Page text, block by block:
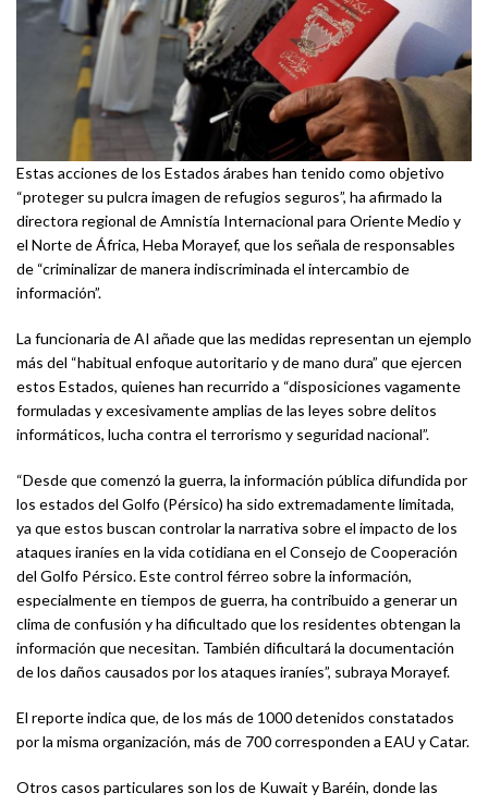
Estas acciones de los Estados árabes han tenido como objetivo
“proteger su pulcra imagen de refugios seguros”, ha afirmado la
directora regional de Amnistía Internacional para Oriente Medio y
el Norte de África, Heba Morayef, que los señala de responsables
de “criminalizar de manera indiscriminada el intercambio de
información”.
La funcionaria de AI añade que las medidas representan un ejemplo
más del “habitual enfoque autoritario y de mano dura” que ejercen
estos Estados, quienes han recurrido a “disposiciones vagamente
formuladas y excesivamente amplias de las leyes sobre delitos
informáticos, lucha contra el terrorismo y seguridad nacional”.
“Desde que comenzó la guerra, la información pública difundida por
los estados del Golfo (Pérsico) ha sido extremadamente limitada,
ya que estos buscan controlar la narrativa sobre el impacto de los
ataques iraníes en la vida cotidiana en el Consejo de Cooperación
del Golfo Pérsico. Este control férreo sobre la información,
especialmente en tiempos de guerra, ha contribuido a generar un
clima de confusión y ha dificultado que los residentes obtengan la
información que necesitan. También dificultará la documentación
de los daños causados ​​por los ataques iraníes”, subraya Morayef.
El reporte indica que, de los más de 1000 detenidos constatados
por la misma organización, más de 700 corresponden a EAU y Catar.
Otros casos particulares son los de Kuwait y Baréin, donde las